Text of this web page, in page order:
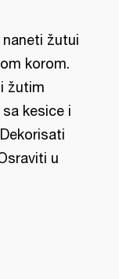
žutui
korom.
žutim
kesice i
u